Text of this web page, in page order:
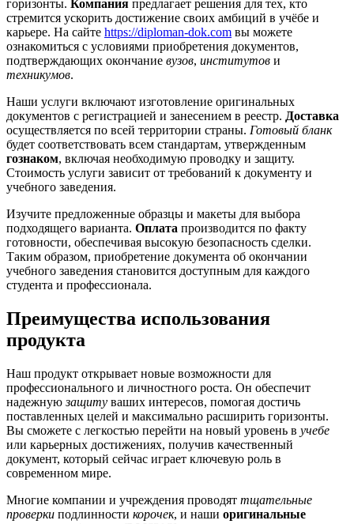
горизонты. Компания предлагает решения для тех, кто
стремится ускорить достижение своих амбиций в учёбе и
карьере. На сайте https://diploman-dok.com вы можете
ознакомиться с условиями приобретения документов,
подтверждающих окончание вузов, институтов и
техникумов.
Наши услуги включают изготовление оригинальных
документов с регистрацией и занесением в реестр. Доставка
осуществляется по всей территории страны. Готовый бланк
будет соответствовать всем стандартам, утвержденным
гознаком, включая необходимую проводку и защиту.
Стоимость услуги зависит от требований к документу и
учебного заведения.
Изучите предложенные образцы и макеты для выбора
подходящего варианта. Оплата производится по факту
готовности, обеспечивая высокую безопасность сделки.
Таким образом, приобретение документа об окончании
учебного заведения становится доступным для каждого
студента и профессионала.
Преимущества использования
продукта
Наш продукт открывает новые возможности для
профессионального и личностного роста. Он обеспечит
надежнуюзащиту ваших интересов, помогая достичь
поставленных целей и максимально расширить горизонты.
Вы сможете с легкостью перейти на новый уровень в учебе
или карьерных достижениях, получив качественный
документ, который сейчас играет ключевую роль в
современном мире.
Многие компании и учреждения проводят тщательные
проверки подлинности корочек, и наши оригинальные